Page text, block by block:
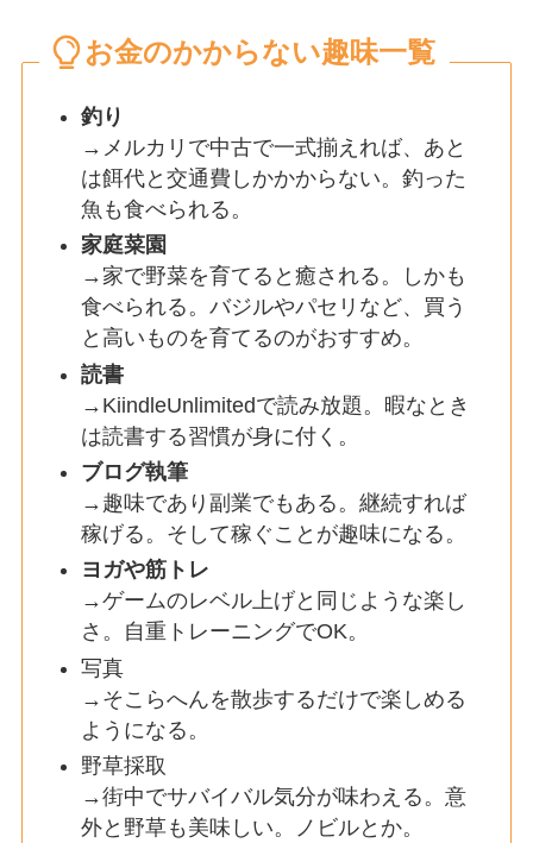
お金のかからない趣味一覧
釣り
→メルカリで中古で一式揃えれば、あと
は餌代と交通費しかかからない。釣った
魚も食べられる。
家庭菜園
→家で野菜を育てると癒される。しかも
食べられる。バジルやパセリなど、買う
と高いものを育てるのがおすすめ。
読書
→KiindleUnlimitedで読み放題。暇なとき
は読書する習慣が身に付く。
ブログ執筆
→趣味であり副業でもある。継続すれば
稼げる。そして稼ぐことが趣味になる。
ヨガや筋トレ
→ゲームのレベル上げと同じような楽し
さ。自重トレーニングでOK。
写真
→そこらへんを散歩するだけで楽しめる
ようになる。
野草採取
→街中でサバイバル気分が味わえる。意
外と野草も美味しい。ノビルとか。